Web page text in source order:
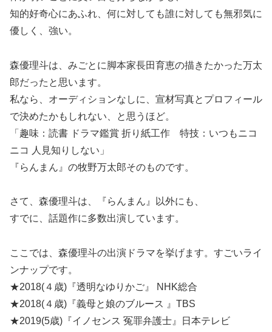
知的好奇心にあふれ、何に対しても誰に対しても無邪気に
優しく、強い。
森優理斗は、みごとに脚本家長田育恵の描きたかった万太
郎だったと思います。
私なら、オーディションなしに、宣材写真とプロフィール
で決めたかもしれない、と思うほど。
「趣味：読書 ドラマ鑑賞 折り紙工作 特技：いつもニコ
ニコ 人見知りしない」
『らんまん』の牧野万太郎そのものです。
さて、森優理斗は、『らんまん』以外にも、
すでに、話題作に多数出演しています。
ここでは、森優理斗の出演ドラマを挙げます。すごいライ
ンナップです。
★2018(４歳)『透明なゆりかご』 NHK総合
★2018(４歳)『義母と娘のブルース 』TBS
★2019(5歳)『イノセンス 冤罪弁護士』日本テレビ